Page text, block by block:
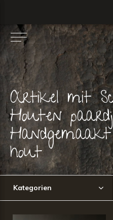
Artikel mit
Houten
hout
Kategorien